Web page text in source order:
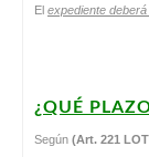
El expediente
¿QUÉ
Según (Art. 221